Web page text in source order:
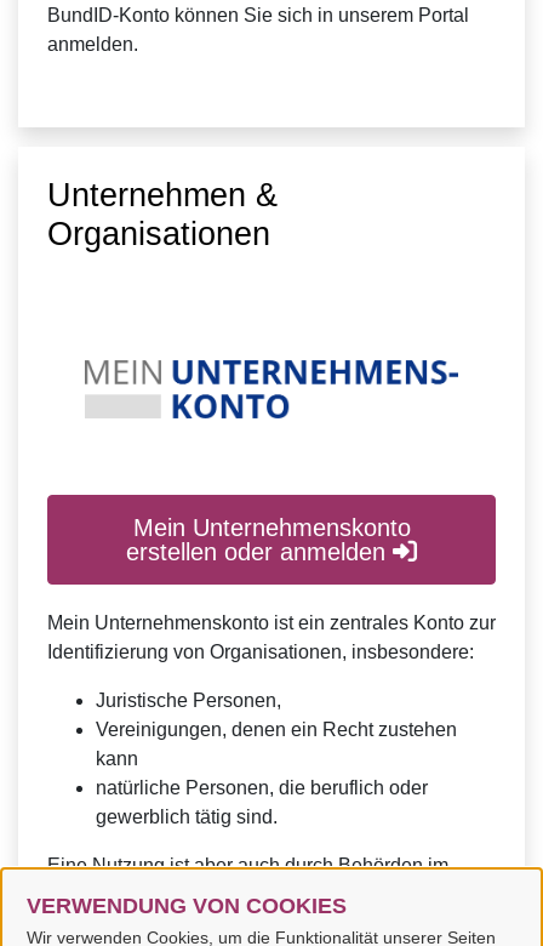
VERWENDUNG VON COOKIES
Wir verwenden Cookies, um die Funktionalität unserer Seiten
BundID-Konto können Sie sich in unserem Portal
anmelden.
Unternehmen &
Organisationen
Mein Unternehmenskonto
erstellen oder anmelden
Mein Unternehmenskonto ist ein zentrales Konto zur
Identifizierung von Organisationen, insbesondere:
Juristische Personen,
Vereinigungen, denen ein Recht zustehen
kann
natürliche Personen, die beruflich oder
gewerblich tätig sind.
Eine Nutzung ist aber auch durch Behörden im
Sinne von § 1 Abs. 4 Verwaltungsverfahrensgesetz